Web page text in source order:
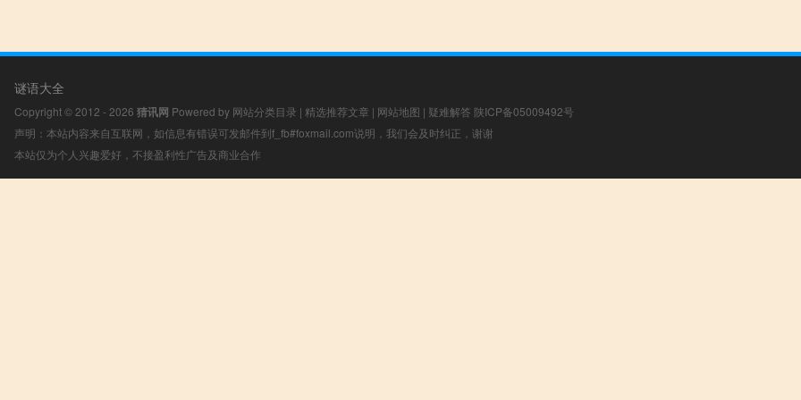
谜语大全
Copyright © 2012 - 2026 猜讯网 Powered by 网站分类目录 | 精选推荐文章 | 网站地图 | 疑难解答 陕ICP备05009492号
声明：本站内容来自互联网，如信息有错误可发邮件到f_fb#foxmail.com说明，我们会及时纠正，谢谢
本站仅为个人兴趣爱好，不接盈利性广告及商业合作